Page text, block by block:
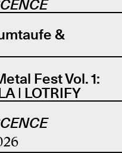
&
Fest Vol. 1:
| LOTRIFY